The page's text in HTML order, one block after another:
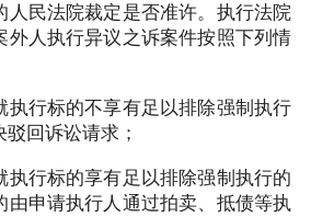
人民法院裁定是否准许。执行法院
外人执行异议之诉案件按照下列情
行标的不享有足以排除强制执行
回诉讼请求；
行标的享有足以排除强制执行的
由申请执行人通过拍卖、抵债等执